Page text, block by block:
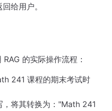
给用户。
的实际操作流程：
241 课程的期末考试时
，将其转换为："Math 241